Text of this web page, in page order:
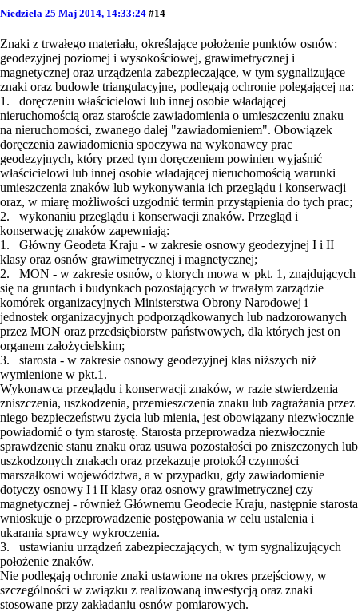
Niedziela 25 Maj 2014, 14:33:24 #14
Znaki z trwałego materiału, określające położenie punktów osnów:
geodezyjnej poziomej i wysokościowej, grawimetrycznej i
magnetycznej oraz urządzenia zabezpieczające, w tym sygnalizujące
znaki oraz budowle triangulacyjne, podlegają ochronie polegającej na:
1. doręczeniu właścicielowi lub innej osobie władającej
nieruchomością oraz staroście zawiadomienia o umieszczeniu znaku
na nieruchomości, zwanego dalej "zawiadomieniem". Obowiązek
doręczenia zawiadomienia spoczywa na wykonawcy prac
geodezyjnych, który przed tym doręczeniem powinien wyjaśnić
właścicielowi lub innej osobie władającej nieruchomością warunki
umieszczenia znaków lub wykonywania ich przeglądu i konserwacji
oraz, w miarę możliwości uzgodnić termin przystąpienia do tych prac;
2. wykonaniu przeglądu i konserwacji znaków. Przegląd i
konserwację znaków zapewniają:
1. Główny Geodeta Kraju - w zakresie osnowy geodezyjnej I i II
klasy oraz osnów grawimetrycznej i magnetycznej;
2. MON - w zakresie osnów, o ktorych mowa w pkt. 1, znajdujących
się na gruntach i budynkach pozostających w trwałym zarządzie
komórek organizacyjnych Ministerstwa Obrony Narodowej i
jednostek organizacyjnych podporządkowanych lub nadzorowanych
przez MON oraz przedsiębiorstw państwowych, dla których jest on
organem założycielskim;
3. starosta - w zakresie osnowy geodezyjnej klas niższych niż
wymienione w pkt.1.
Wykonawca przeglądu i konserwacji znaków, w razie stwierdzenia
zniszczenia, uszkodzenia, przemieszczenia znaku lub zagrażania przez
niego bezpieczeństwu życia lub mienia, jest obowiązany niezwłocznie
powiadomić o tym starostę. Starosta przeprowadza niezwłocznie
sprawdzenie stanu znaku oraz usuwa pozostałości po zniszczonych lub
uszkodzonych znakach oraz przekazuje protokół czynności
marszałkowi województwa, a w przypadku, gdy zawiadomienie
dotyczy osnowy I i II klasy oraz osnowy grawimetrycznej czy
magnetycznej - również Głównemu Geodecie Kraju, następnie starosta
wnioskuje o przeprowadzenie postępowania w celu ustalenia i
ukarania sprawcy wykroczenia.
3. ustawianiu urządzeń zabezpieczających, w tym sygnalizujących
położenie znaków.
Nie podlegają ochronie znaki ustawione na okres przejściowy, w
szczególności w związku z realizowaną inwestycją oraz znaki
stosowane przy zakładaniu osnów pomiarowych.